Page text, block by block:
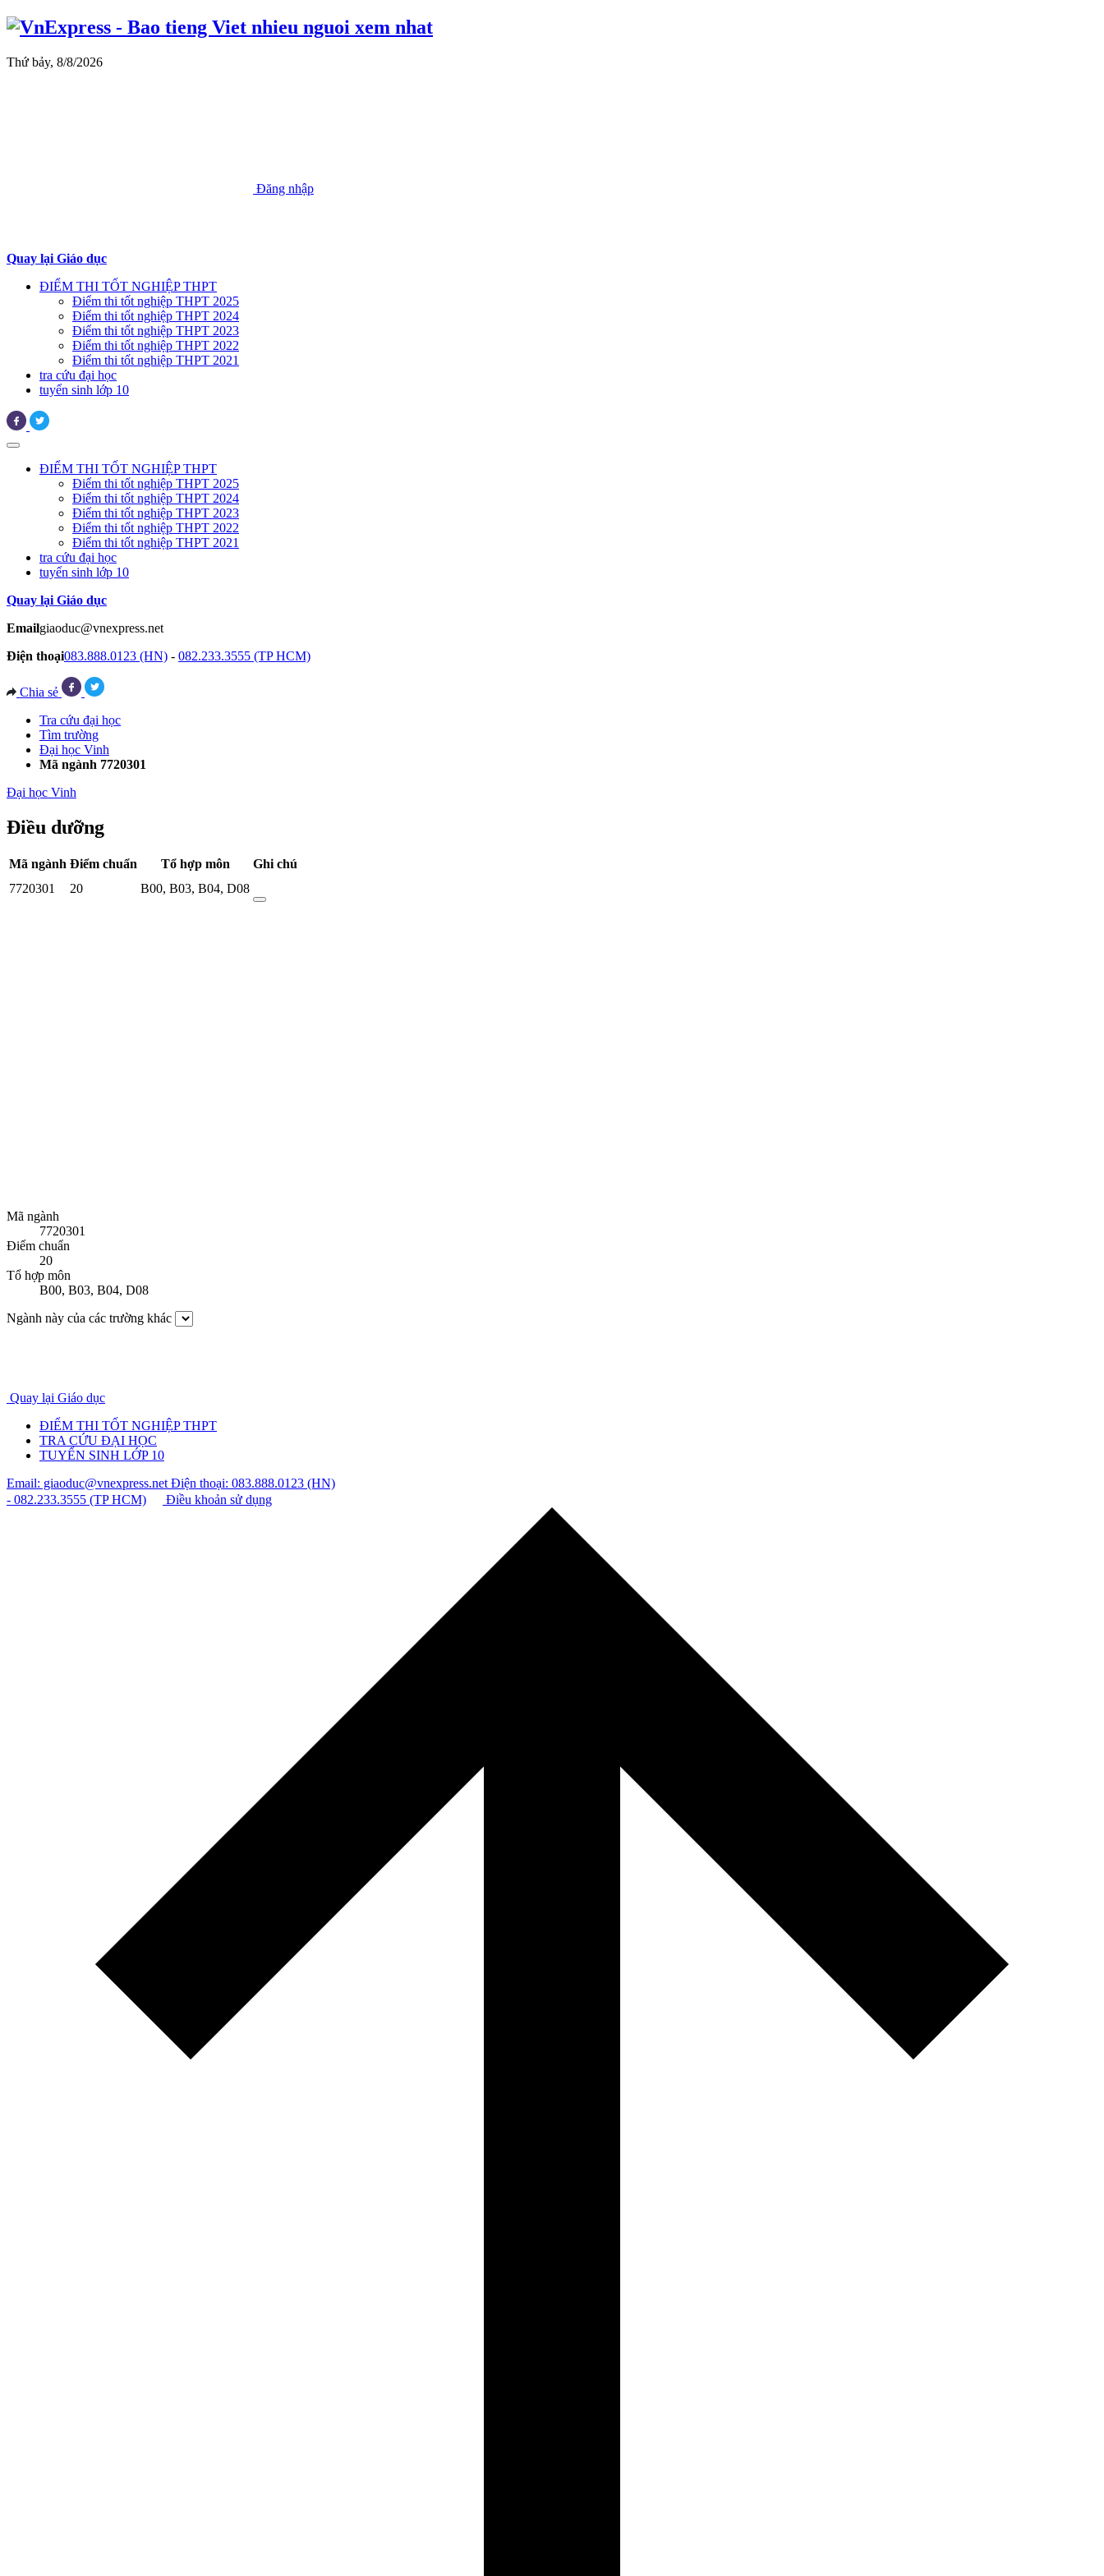
Thứ bảy, 8/8/2026
Đăng nhập
Quay lại Giáo dục
ĐIỂM THI TỐT NGHIỆP THPT
Điểm thi tốt nghiệp THPT 2025
Điểm thi tốt nghiệp THPT 2024
Điểm thi tốt nghiệp THPT 2023
Điểm thi tốt nghiệp THPT 2022
Điểm thi tốt nghiệp THPT 2021
tra cứu đại học
tuyển sinh lớp 10
ĐIỂM THI TỐT NGHIỆP THPT
Điểm thi tốt nghiệp THPT 2025
Điểm thi tốt nghiệp THPT 2024
Điểm thi tốt nghiệp THPT 2023
Điểm thi tốt nghiệp THPT 2022
Điểm thi tốt nghiệp THPT 2021
tra cứu đại học
tuyển sinh lớp 10
Quay lại Giáo dục
Emailgiaoduc@vnexpress.net
Điện thoại083.888.0123 (HN) - 082.233.3555 (TP HCM)
Chia sẻ
Tra cứu đại học
Tìm trường
Đại học Vinh
Mã ngành 7720301
Đại học Vinh
Điều dưỡng
Mã ngành Điểm chuẩn Tổ hợp môn
Ghi chú
7720301
20 B00, B03, B04, D08
Mã ngành
7720301
Điểm chuẩn
20
Tổ hợp môn
B00, B03, B04, D08
Ngành này của các trường khác
Quay lại Giáo dục
ĐIỂM THI TỐT NGHIỆP THPT
TRA CỨU ĐẠI HỌC
TUYỂN SINH LỚP 10
Email: giaoduc@vnexpress.netĐiện thoại: 083.888.0123 (HN)
- 082.233.3555 (TP HCM)
Điều khoản sử dụng